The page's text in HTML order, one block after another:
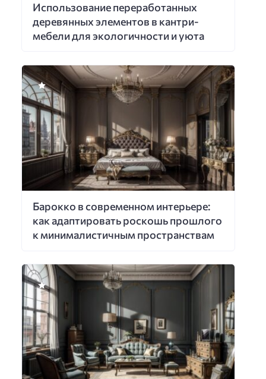
Использование переработанных
деревянных элементов в кантри-
мебели для экологичности и уюта
Барокко в современном интерьере:
как адаптировать роскошь прошлого
к минималистичным пространствам